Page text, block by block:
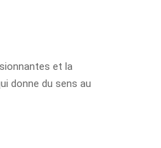
et la
donne du sens au